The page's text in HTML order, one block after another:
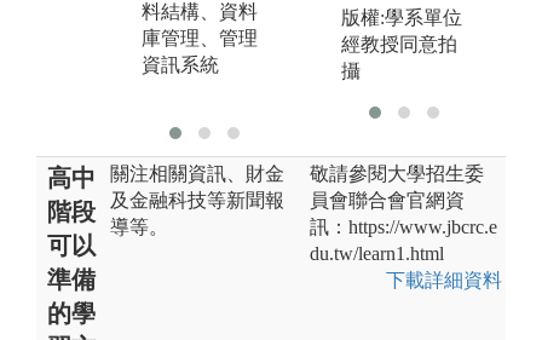
料結構、資料
庫管理、管理
資訊系統
析、財務管
理、投資學、
期貨選擇權、
版權:學系單位
經教授同意拍
攝
高中
階段
可以
準備
的學
關注相關資訊、財金
及金融科技等新聞報
導等。
敬請參閱大學招生委
員會聯合會官網資
訊：https://www.jbcrc.e
du.tw/learn1.html
下載詳細資料